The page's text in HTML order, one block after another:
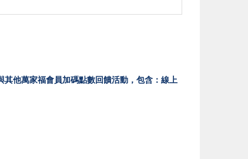
他萬家福會員加碼點數回饋活動，包含：線上